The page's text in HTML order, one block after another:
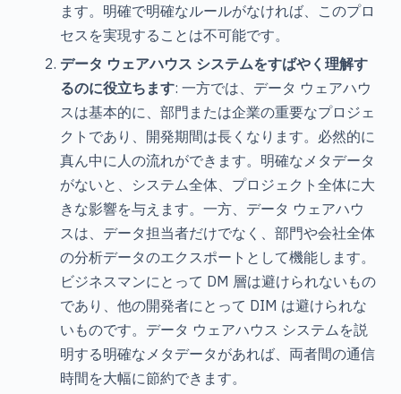
ます。明確で明確なルールがなければ、このプロ
セスを実現することは不可能です。
データ ウェアハウス システムをすばやく理解す
るのに役立ちます: 一方では、データ ウェアハウ
スは基本的に、部門または企業の重要なプロジェ
クトであり、開発期間は長くなります。必然的に
真ん中に人の流れができます。明確なメタデータ
がないと、システム全体、プロジェクト全体に大
きな影響を与えます。一方、データ ウェアハウ
スは、データ担当者だけでなく、部門や会社全体
の分析データのエクスポートとして機能します。
ビジネスマンにとって DM 層は避けられないもの
であり、他の開発者にとって DIM は避けられな
いものです。データ ウェアハウス システムを説
明する明確なメタデータがあれば、両者間の通信
時間を大幅に節約できます。